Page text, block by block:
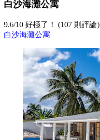
白沙海灘公寓
9.6/10 好極了！ (107 則評論)
白沙海灘公寓